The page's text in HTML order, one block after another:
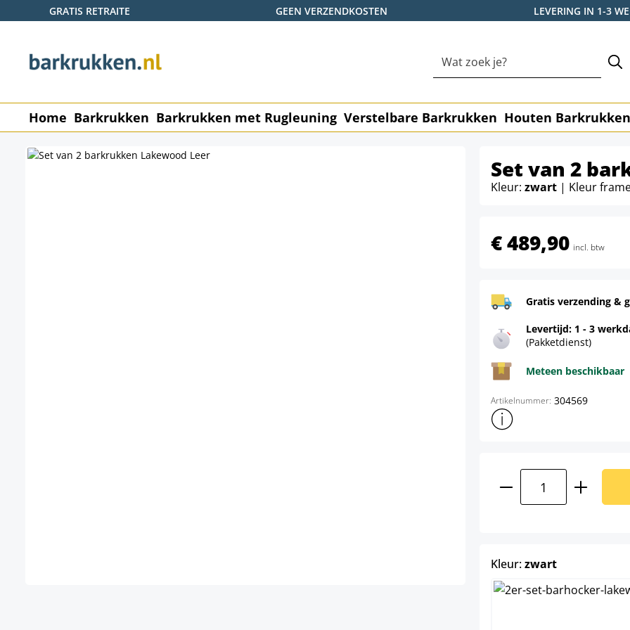
de hoofdinhoud
Ga naar de zoekopdracht
Ga naar de hoofdnavigatie
GRATIS RETRAITE GEEN VERZENDKOSTEN LEVERING IN 1-3
Home Barkrukken Barkrukken met Rugleuning Verstelbare Barkrukken Houten Barkrukken
Set van 2
Kleur: zwart | Kleur
€ 489,90 incl. btw
Gratis verzending &
Levertijd: 1 - 3
(Pakketdienst)
Meteen beschikbaar
Artikelnummer: 304569
Toon meer productinformatie
Kleur:zwartselect